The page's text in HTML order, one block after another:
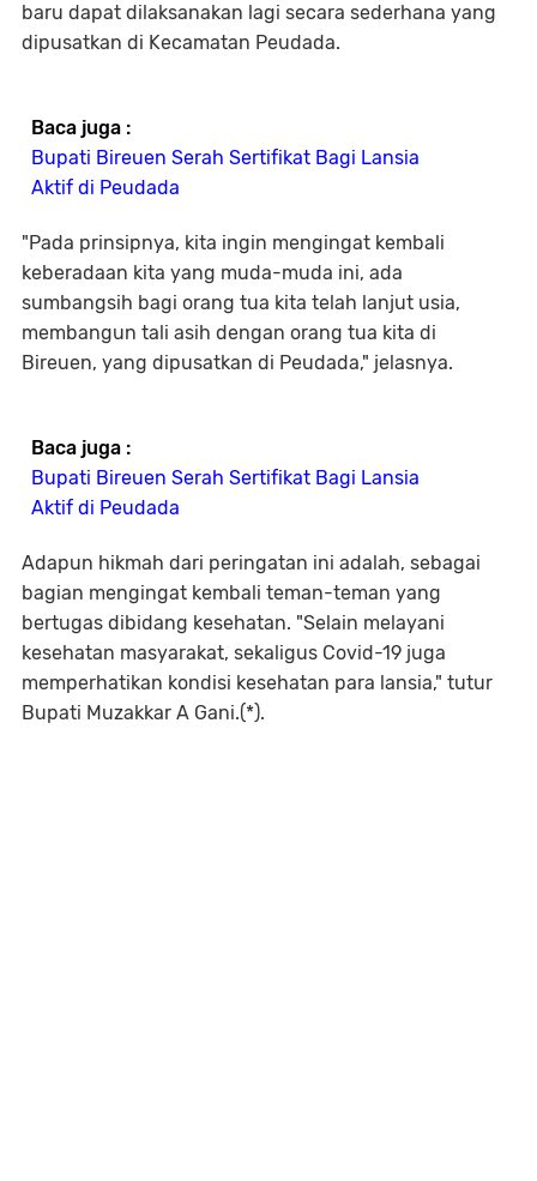
baru dapat dilaksanakan lagi secara sederhana yang
dipusatkan di Kecamatan Peudada.
Baca juga :
Bupati Bireuen Serah Sertifikat Bagi Lansia
Aktif di Peudada
"Pada prinsipnya, kita ingin mengingat kembali
keberadaan kita yang muda-muda ini, ada
sumbangsih bagi orang tua kita telah lanjut usia,
membangun tali asih dengan orang tua kita di
Bireuen, yang dipusatkan di Peudada," jelasnya.
Baca juga :
Bupati Bireuen Serah Sertifikat Bagi Lansia
Aktif di Peudada
Adapun hikmah dari peringatan ini adalah, sebagai
bagian mengingat kembali teman-teman yang
bertugas dibidang kesehatan. "Selain melayani
kesehatan masyarakat, sekaligus Covid-19 juga
memperhatikan kondisi kesehatan para lansia," tutur
Bupati Muzakkar A Gani.(*).